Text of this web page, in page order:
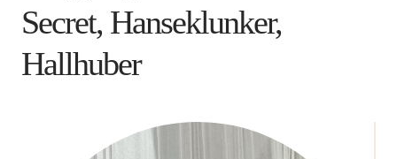
Secret, Hanseklunker,
Hallhuber